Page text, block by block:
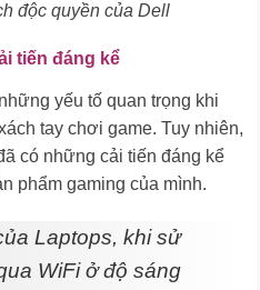
độc quyền của Dell
tiến đáng kể
yếu tố quan trọng khi
tay chơi game. Tuy nhiên,
có những cải tiến đáng kể
phẩm gaming của mình.
Laptops, khi sử
WiFi ở độ sáng